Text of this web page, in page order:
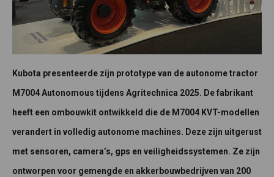
Kubota presenteerde zijn prototype van de autonome tractor
M7004 Autonomous tijdens Agritechnica 2025. De fabrikant
heeft een ombouwkit ontwikkeld die de M7004 KVT-modellen
verandert in volledig autonome machines. Deze zijn uitgerust
met sensoren, camera’s, gps en veiligheidssystemen. Ze zijn
ontworpen voor gemengde en akkerbouwbedrijven van 200